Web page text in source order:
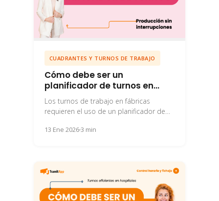
CUADRANTES Y TURNOS DE TRABAJO
Cómo debe ser un
planificador de turnos en
fábricas
Los turnos de trabajo en fábricas
requieren el uso de un planificador de
13 Ene 20263 min